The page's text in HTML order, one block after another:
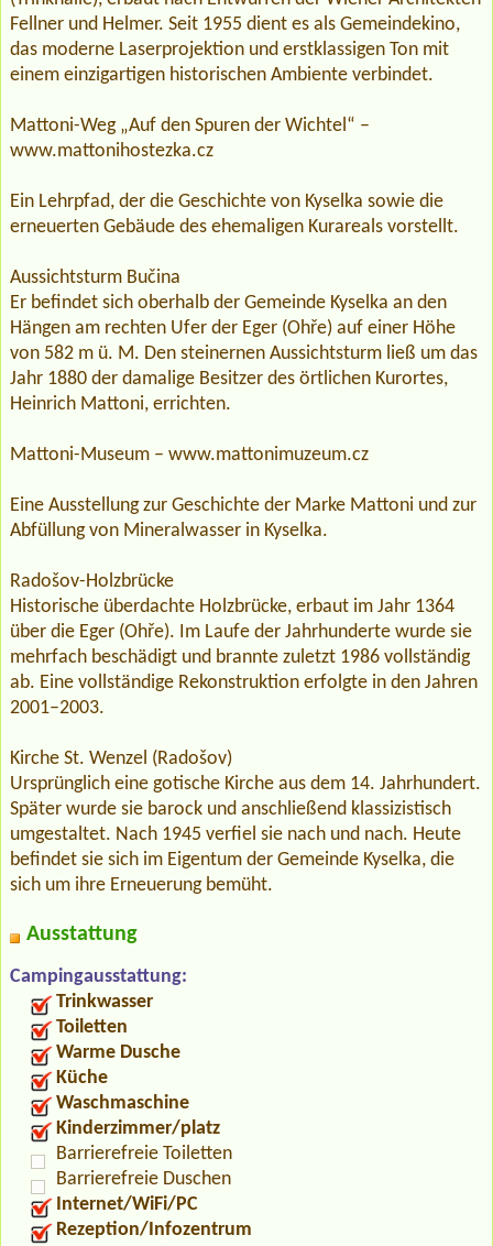
Fellner und Helmer. Seit 1955 dient es als Gemeindekino,
das moderne Laserprojektion und erstklassigen Ton mit
einem einzigartigen historischen Ambiente verbindet.
Mattoni-Weg „Auf den Spuren der Wichtel“ –
www.mattonihostezka.cz
Ein Lehrpfad, der die Geschichte von Kyselka sowie die
erneuerten Gebäude des ehemaligen Kurareals vorstellt.
Aussichtsturm Bučina
Er befindet sich oberhalb der Gemeinde Kyselka an den
Hängen am rechten Ufer der Eger (Ohře) auf einer Höhe
von 582 m ü. M. Den steinernen Aussichtsturm ließ um das
Jahr 1880 der damalige Besitzer des örtlichen Kurortes,
Heinrich Mattoni, errichten.
Mattoni-Museum – www.mattonimuzeum.cz
Eine Ausstellung zur Geschichte der Marke Mattoni und zur
Abfüllung von Mineralwasser in Kyselka.
Radošov-Holzbrücke
Historische überdachte Holzbrücke, erbaut im Jahr 1364
über die Eger (Ohře). Im Laufe der Jahrhunderte wurde sie
mehrfach beschädigt und brannte zuletzt 1986 vollständig
ab. Eine vollständige Rekonstruktion erfolgte in den Jahren
2001–2003.
Kirche St. Wenzel (Radošov)
Ursprünglich eine gotische Kirche aus dem 14. Jahrhundert.
Später wurde sie barock und anschließend klassizistisch
umgestaltet. Nach 1945 verfiel sie nach und nach. Heute
befindet sie sich im Eigentum der Gemeinde Kyselka, die
sich um ihre Erneuerung bemüht.
Ausstattung
Campingausstattung:
Trinkwasser
Toiletten
Warme Dusche
Küche
Waschmaschine
Kinderzimmer/platz
Barrierefreie Toiletten
Barrierefreie Duschen
Internet/WiFi/PC
Rezeption/Infozentrum